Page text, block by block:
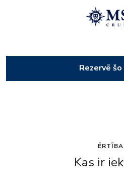
Rezervē
Kas ir